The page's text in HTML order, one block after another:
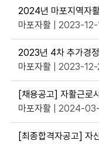
마포자활 | 2023-12-
2023년 4차 추가경
마포자활 | 2023-
마포자활 | 2024-